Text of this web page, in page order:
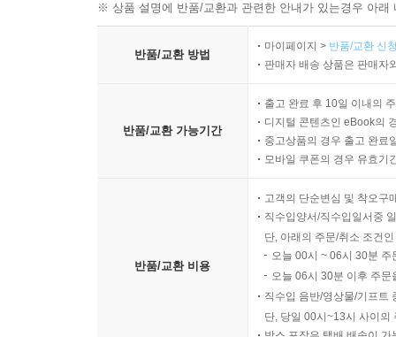
※ 상품 설명에 반품/교환과 관련한 안내가 있는경우 아
반품/교환 방법
마이페이지 > 반품/교환 신
판매자 배송 상품은 판매자
반품/교환 가능기간
출고 완료 후 10일 이내의
디지털 콘텐츠인 eBook의
중고상품의 경우 출고 완료
모바일 쿠폰의 경우 유효기
반품/교환 비용
고객의 단순변심 및 착오구
직수입양서/직수입일서중
단, 아래의 주문/취소 조건
오늘 00시 ~ 06시 30분
오늘 06시 30분 이후 주
직수입 음반/영상물/기프트
단, 당일 00시~13시 사이의